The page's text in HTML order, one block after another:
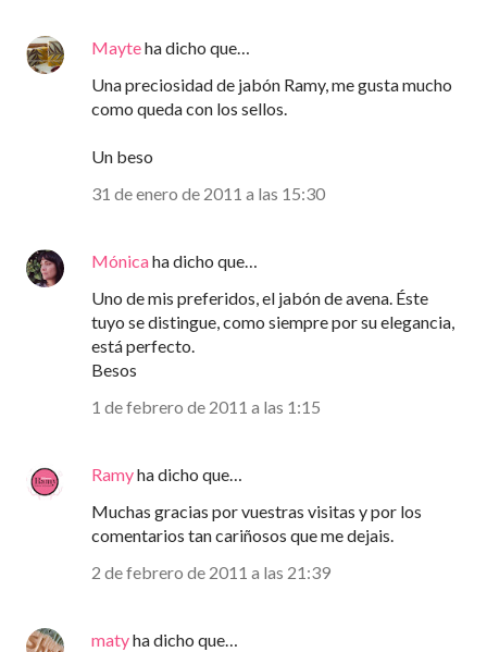
Mayteha dicho que…
Una preciosidad de jabón Ramy, me gusta mucho
como queda con los sellos.
Un beso
31 de enero de 2011 a las 15:30
Mónicaha dicho que…
Uno de mis preferidos, el jabón de avena. Éste
tuyo se distingue, como siempre por su elegancia,
está perfecto.
Besos
1 de febrero de 2011 a las 1:15
Ramyha dicho que…
Muchas gracias por vuestras visitas y por los
comentarios tan cariñosos que me dejais.
2 de febrero de 2011 a las 21:39
matyha dicho que…